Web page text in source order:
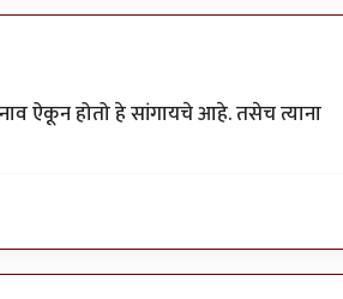
ऐकून होतो हे सांगायचे आहे. तसेच त्याना